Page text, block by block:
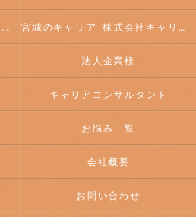
宮城のキャリア･株式会社キャリアアシストの評判 宮城のキャリア･株式会社キャリアアシストのお客様の声
法人企業様
キャリアコンサルタント
お悩み一覧
会社概要
お問い合わせ